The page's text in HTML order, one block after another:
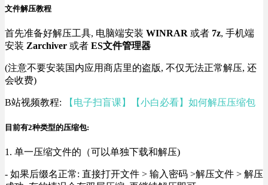
文件解压教程
首先准备好解压工具, 电脑端安装 WINRAR 或者 7z, 手机端
安装 Zarchiver 或者 ES文件管理器
(注意不要安装国内应用商店里的盗版, 不仅无法正常解压, 还
会收费)
B站视频教程: 【电子扫盲课】【小白必看】如何解压压缩包
目前有2种类型的压缩包:
1. 单一压缩文件的（可以单独下载和解压)
- 如果后缀名正常: 直接打开文件 > 输入密码 >解压文件 > 解压